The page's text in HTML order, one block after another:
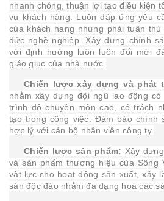
nhanh chóng, thuận lợi tạo điều kiện
vụ khách hàng. Luôn đáp ứng yêu
của khách hang nhưng phải tuân
đức nghề nghiệp. Xây dựng chính
với định hướng luôn luôn đổi mới
giáo giục của nhà nước.
Chiến lược xây dựng và phát
nhằm xây dựng đội ngũ lao động
trình độ chuyên môn cao, có trách
tạo trong công việc. Đảm bảo chính
hợp lý với cán bộ nhân viên công ty.
Chiến lược sản phẩm: Xây
và sản phẩm thương hiệu của
vật lực cho hoạt động sản xuất, xây
sản độc đáo nhằm đa dạng hoá các